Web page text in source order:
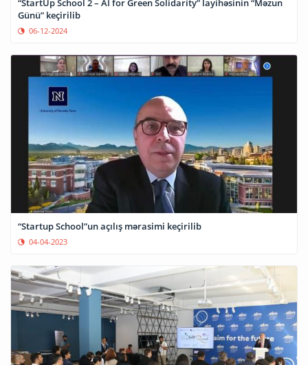
“StartUp School 2 – AI for Green Solidarity” layihəsinin “Məzun
Günü” keçirilib
06-12-2024
“Startup School”un açılış mərasimi keçirilib
04-04-2023